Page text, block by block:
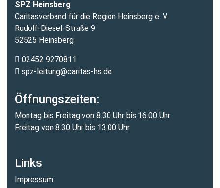
SPZ Heinsberg
Caritasverband für die Region Heinsberg e. V.
Rudolf-Diesel-Straße 9
52525 Heinsberg
02452 9270811
spz-leitung@caritas-hs.de
Öffnungszeiten:
Montag bis Freitag von 8.30 Uhr bis 16.00 Uhr
Freitag von 8.30 Uhr bis 13.00 Uhr
Links
Impressum